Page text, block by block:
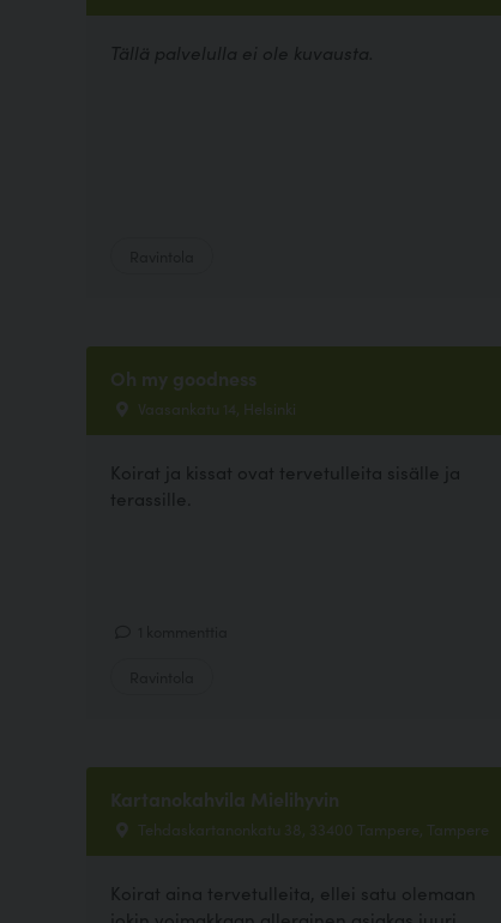
Tällä palvelulla ei ole kuvausta.
Oh my goodness
Vaasankatu 14, Helsinki
Koirat ja kissat ovat tervetulleita sisälle ja
terassille.
Kartanokahvila Mielihyvin
Tehdaskartanonkatu 38, 33400 Tampere, Tampere
Koirat aina tervetulleita, ellei satu olemaan